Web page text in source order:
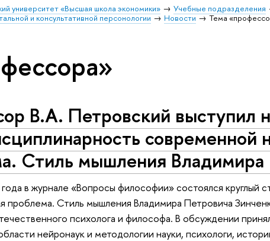
университет «Высшая школа экономики»
Учебные подразделения
и консультативной персонологии Новости Тема
В.А. Петровский выступил
современной
Стиль мышления Владимира
в журнале «Вопросы философии» состоялся
проблема. Стиль мышления Владимира Петровича
психолога и философа. В обсуждении
нейронаук и методологии науки, психологи,